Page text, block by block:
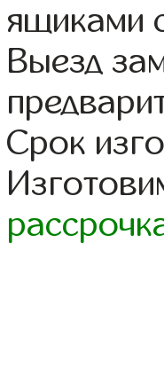
ящиками
Выезд
Срок